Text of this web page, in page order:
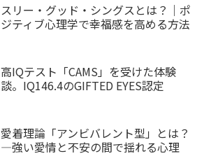
スリー・グッド・シングスとは？｜ポ
ジティブ心理学で幸福感を高める方法
高IQテスト「CAMS」を受けた体験
談。IQ146.4のGIFTED EYES認定
愛着理論「アンビバレント型」とは？
—強い愛情と不安の間で揺れる心理